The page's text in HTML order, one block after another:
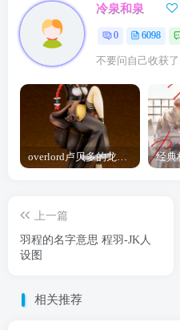
冷泉和泉
0 6098
overlord卢贝多的龙王谁厉害 「Overlord」露普斯蕾琪娜·贝塔手办开订
上一篇
羽程的名字意思 程羽-JK人
设图
相关推荐